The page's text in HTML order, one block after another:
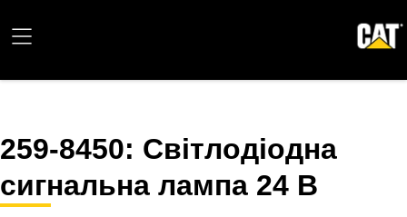
259-8450: Світлодіодна
сигнальна лампа 24 В